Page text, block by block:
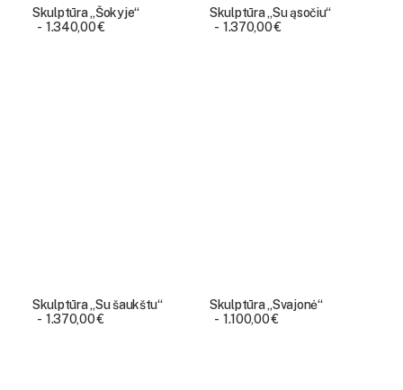
Skulptūra „Šokyje“
1.340,00€
Skulptūra „Su ąsočiu“
1.370,00€
Skulptūra „Su šaukštu“
1.370,00€
Skulptūra „Svajonė“
1.100,00€